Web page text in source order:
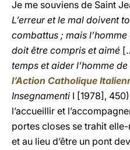
Je me souviens de Saint
L’erreur et le mal doivent
combattus ; mais
doit être compris et aimé
temps et aider l’homme
l’Action Catholique
Insegnamenti I [1978],
l’accueillir et
portes closes se trahit
et au lieu d’être un pont